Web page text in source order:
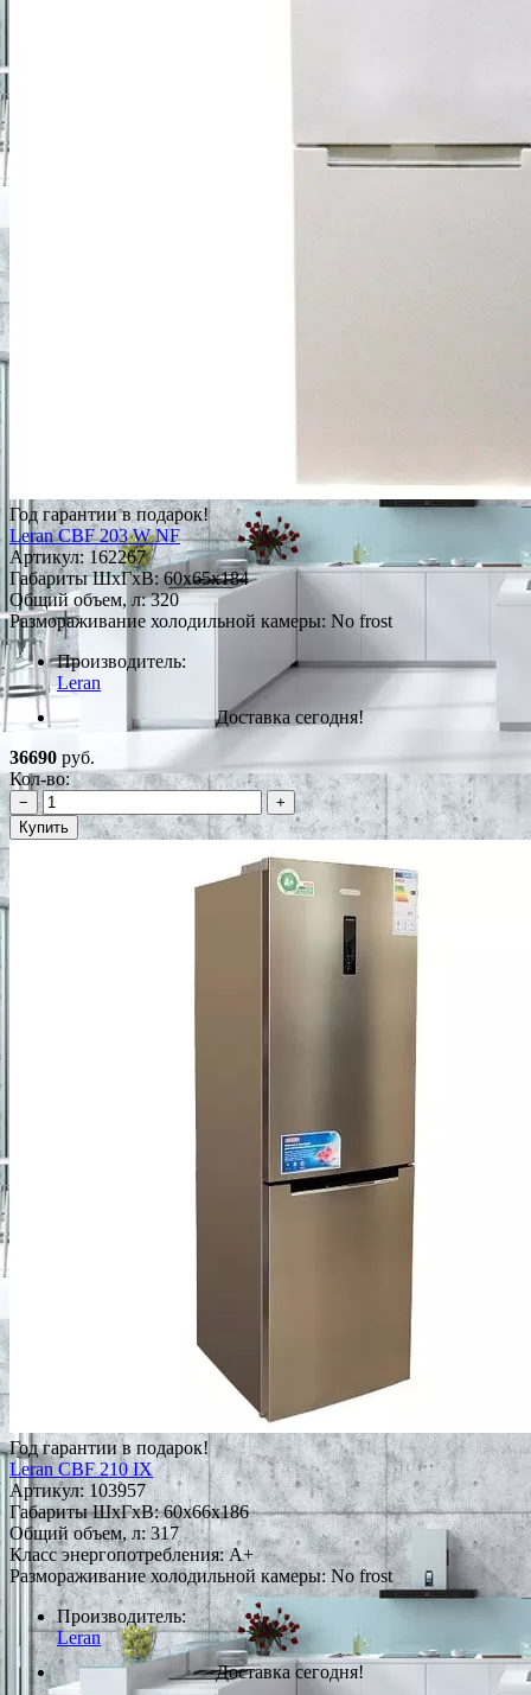
Год гарантии в подарок!
Leran CBF 203 W NF
Артикул: 162267
Габариты ШxГxВ: 60x65x184
Общий объем, л: 320
Размораживание холодильной камеры: No frost
Производитель:
Leran
Доставка сегодня!
36690 руб.
Кол-во:
−
+
Купить
Год гарантии в подарок!
Leran CBF 210 IX
Артикул: 103957
Габариты ШxГxВ: 60x66x186
Общий объем, л: 317
Класс энергопотребления: A+
Размораживание холодильной камеры: No frost
Производитель:
Leran
Доставка сегодня!